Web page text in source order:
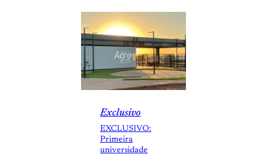
Exclusivo
EXCLUSIVO:
Primeira
universidade